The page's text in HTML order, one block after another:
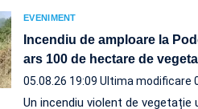
EVENIMENT
Incendiu de amploare la
ars 100 de hectare de
05.08.26 19:09 Ultima modificare
Un incendiu violent de